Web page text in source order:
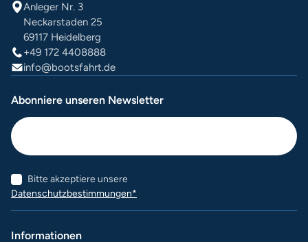
Anleger Nr. 3
Neckarstaden 25
69117 Heidelberg
+49 172 4408888
info@bootsfahrt.de
Abonniere unseren Newsletter
Bitte akzeptiere unsere
Datenschutzbestimmungen*
Informationen